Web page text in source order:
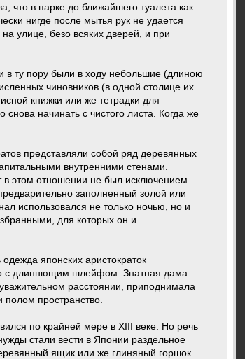
что в парке до ближайшего туалета как
нигде после мытья рук не удается
улице, безо всяких дверей, и при
в ту пору были в ходу небольшие (длиною
чиновников (в одной столице их
книжки или же тетрадки для
начинать с чистого листа. Когда же
представляли собой ряд деревянных
внутренними стенами.
этом отношении не был исключением.
заполненный золой или
использовался не только ночью, но и
для которых он и
японских аристократок
с длиннющим шлейфом. Знатная дама
расстоянии, приподнимала
пространство.
по крайней мере в ХIII веке. Но речь
стали вести в Японии раздельное
ящик или же глиняный горшок.